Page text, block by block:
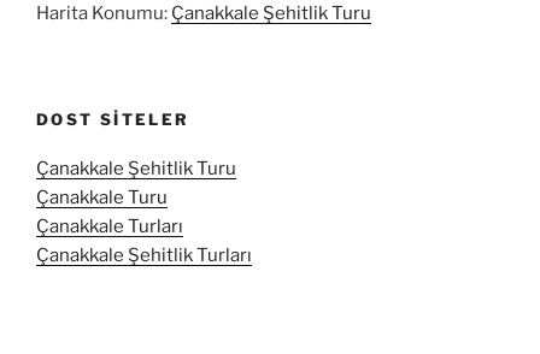
Harita Konumu: Çanakkale Şehitlik Turu
DOST SITELER
Çanakkale Şehitlik Turu
Çanakkale Turu
Çanakkale Turları
Çanakkale Şehitlik Turları